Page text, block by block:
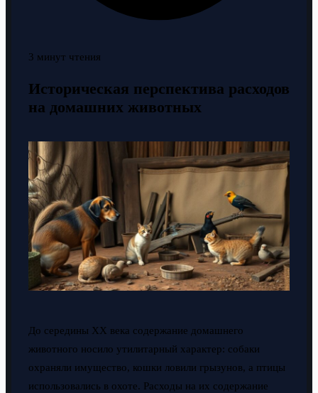
3 минут чтения
Историческая перспектива расходов
на домашних животных
До середины XX века содержание домашнего
животного носило утилитарный характер: собаки
охраняли имущество, кошки ловили грызунов, а птицы
использовались в охоте. Расходы на их содержание